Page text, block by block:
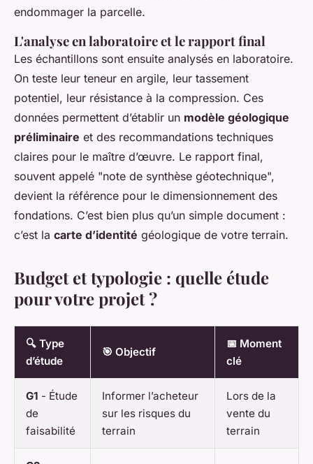
endommager la parcelle.
L'analyse en laboratoire et le rapport final
Les échantillons sont ensuite analysés en laboratoire.
On teste leur teneur en argile, leur tassement
potentiel, leur résistance à la compression. Ces
données permettent d’établir un modèle géologique
préliminaire et des recommandations techniques
claires pour le maître d’œuvre. Le rapport final,
souvent appelé "note de synthèse géotechnique",
devient la référence pour le dimensionnement des
fondations. C’est bien plus qu’un simple document :
c’est la carte d’identité géologique de votre terrain.
Budget et typologie : quelle étude
pour votre projet ?
🔍 Type
d’étude
🎯 Objectif
📅 Moment
clé
G1 - Étude
de
faisabilité
Informer l’acheteur
sur les risques du
terrain
Lors de la
vente du
terrain